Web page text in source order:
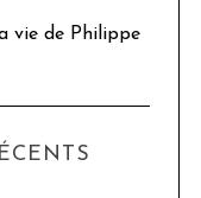
vie de Philippe